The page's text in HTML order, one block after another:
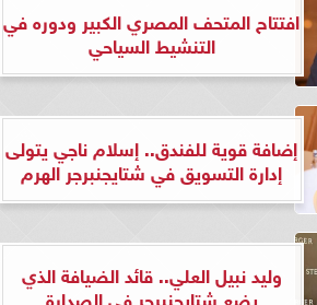
افتتاح المتحف المصري الكبير ودوره في
التنشيط السياحي
إضافة قوية للفندق.. إسلام ناجي يتولى
إدارة التسويق في شتايجنبرجر الهرم
وليد نبيل العلي.. قائد الضيافة الذي
يضع شتايجنبرجر في الصدارة